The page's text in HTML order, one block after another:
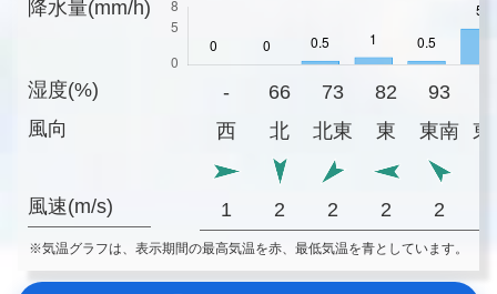
降水量(mm/h)
湿度(%)
風向
風速(m/s)
- 66 73 82 93
西
北 北東 東 東南 東
1 2 2 2 2
※気温グラフは、表示期間の最高気温を赤、最低気温を青としています。